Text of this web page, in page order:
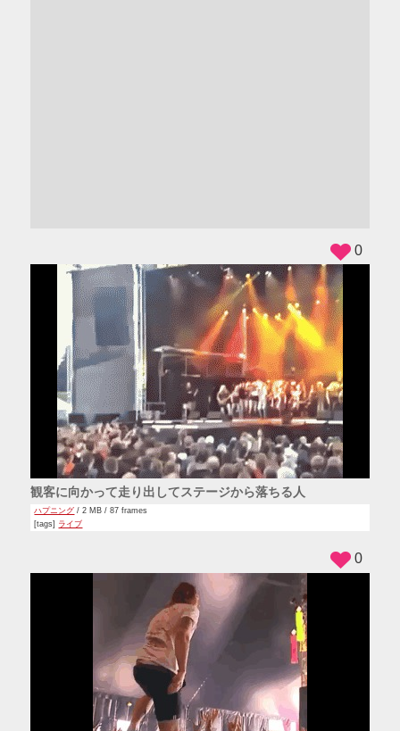
観客に向かって走り出してステージから落ちる人
ハプニング / 2 MB / 87 frames
[tags] ライブ
0
0